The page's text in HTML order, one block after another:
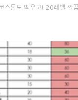
스톤도 띄우고! 20레벨 깔
장갑에다가 제련 성공률
챙겨서 30% 깔끔하게
요~ 차곡차곡 모아둔 벨테
자 181개, 중급 상자 216
파 3개 대박! 아니 근데 고
가 진짜 대박이었다;